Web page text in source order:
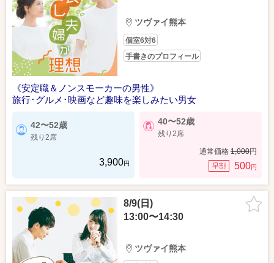
ツヴァイ熊本
個室6対6
手書きのプロフィール
《安定職＆ノンスモーカーの男性》
旅行･グルメ･映画など趣味を楽しみたい男女
42〜52歳
残り2席
3,900円
40〜52歳
残り2席
通常価格 1,000円
早割 500円
8/9(日)
13:00〜14:30
ツヴァイ熊本